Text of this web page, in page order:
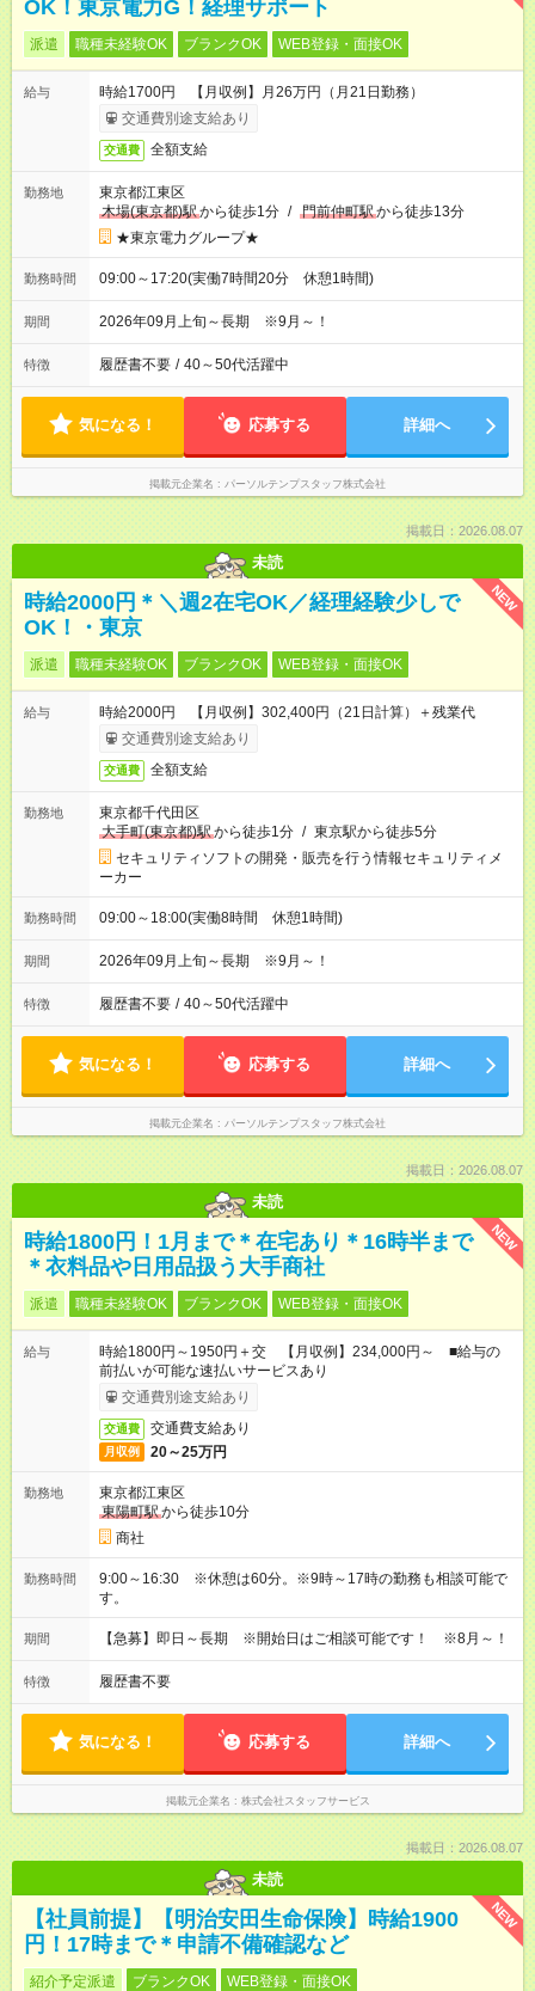
OK！東京電力G！経理サポート
派遣 職種未経験OK ブランクOK WEB登録・面接OK
給与
時給1700円 【月収例】月26万円（月21日勤務）
交通費別途支給あり
交通費 全額支給
勤務地
東京都江東区
木場(東京都)駅から徒歩1分 / 門前仲町駅から徒歩13分
★東京電力グループ★
勤務時間 09:00～17:20(実働7時間20分 休憩1時間)
期間 2026年09月上旬～長期 ※9月～！
特徴 履歴書不要 / 40～50代活躍中
気になる！ 応募する 詳細へ
掲載元企業名 パーソルテンプスタッフ株式会社
掲載日：2026.08.07
未読
NEW
時給2000円＊＼週2在宅OK／経理経験少しで
OK！・東京
派遣 職種未経験OK ブランクOK WEB登録・面接OK
給与
時給2000円 【月収例】302,400円（21日計算）＋残業代
交通費別途支給あり
交通費 全額支給
勤務地
東京都千代田区
大手町(東京都)駅から徒歩1分 / 東京駅から徒歩5分
セキュリティソフトの開発・販売を行う情報セキュリティメ
ーカー
勤務時間 09:00～18:00(実働8時間 休憩1時間)
期間 2026年09月上旬～長期 ※9月～！
特徴 履歴書不要 / 40～50代活躍中
気になる！ 応募する 詳細へ
掲載元企業名 パーソルテンプスタッフ株式会社
掲載日：2026.08.07
未読
NEW
時給1800円！1月まで＊在宅あり＊16時半まで
＊衣料品や日用品扱う大手商社
派遣 職種未経験OK ブランクOK WEB登録・面接OK
給与
時給1800円～1950円＋交 【月収例】234,000円～ ■給与の
前払いが可能な速払いサービスあり
交通費別途支給あり
交通費 交通費支給あり
月収例 20～25万円
勤務地
東京都江東区
東陽町駅から徒歩10分
商社
勤務時間
9:00～16:30 ※休憩は60分。※9時～17時の勤務も相談可能で
す。
期間 【急募】即日～長期 ※開始日はご相談可能です！ ※8月～！
特徴 履歴書不要
気になる！ 応募する 詳細へ
掲載元企業名 株式会社スタッフサービス
掲載日：2026.08.07
未読
NEW
【社員前提】【明治安田生命保険】時給1900
円！17時まで＊申請不備確認など
紹介予定派遣 ブランクOK WEB登録・面接OK